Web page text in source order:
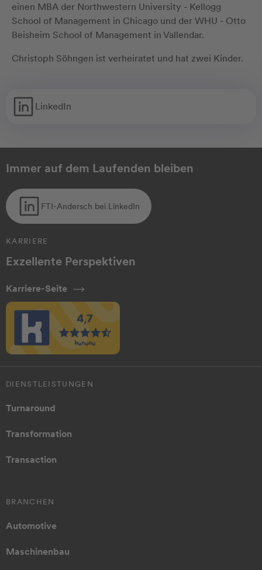
einen MBA der Northwestern University - Kellogg
School of Management in Chicago und der WHU - Otto
Beisheim School of Management in Vallendar.
Christoph Söhngen ist verheiratet und hat zwei Kinder.
LinkedIn
Immer auf dem Laufenden bleiben
FTI-Andersch bei LinkedIn
KARRIERE
Exzellente Perspektiven
Karriere-Seite
DIENSTLEISTUNGEN
Turnaround
Transformation
Transaction
BRANCHEN
Automotive
Maschinenbau